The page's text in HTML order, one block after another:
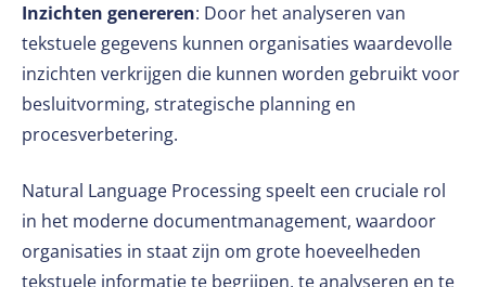
Inzichten genereren: Door het analyseren van
tekstuele gegevens kunnen organisaties waardevolle
inzichten verkrijgen die kunnen worden gebruikt voor
besluitvorming, strategische planning en
procesverbetering.
Natural Language Processing speelt een cruciale rol
in het moderne documentmanagement, waardoor
organisaties in staat zijn om grote hoeveelheden
tekstuele informatie te begrijpen, te analyseren en te